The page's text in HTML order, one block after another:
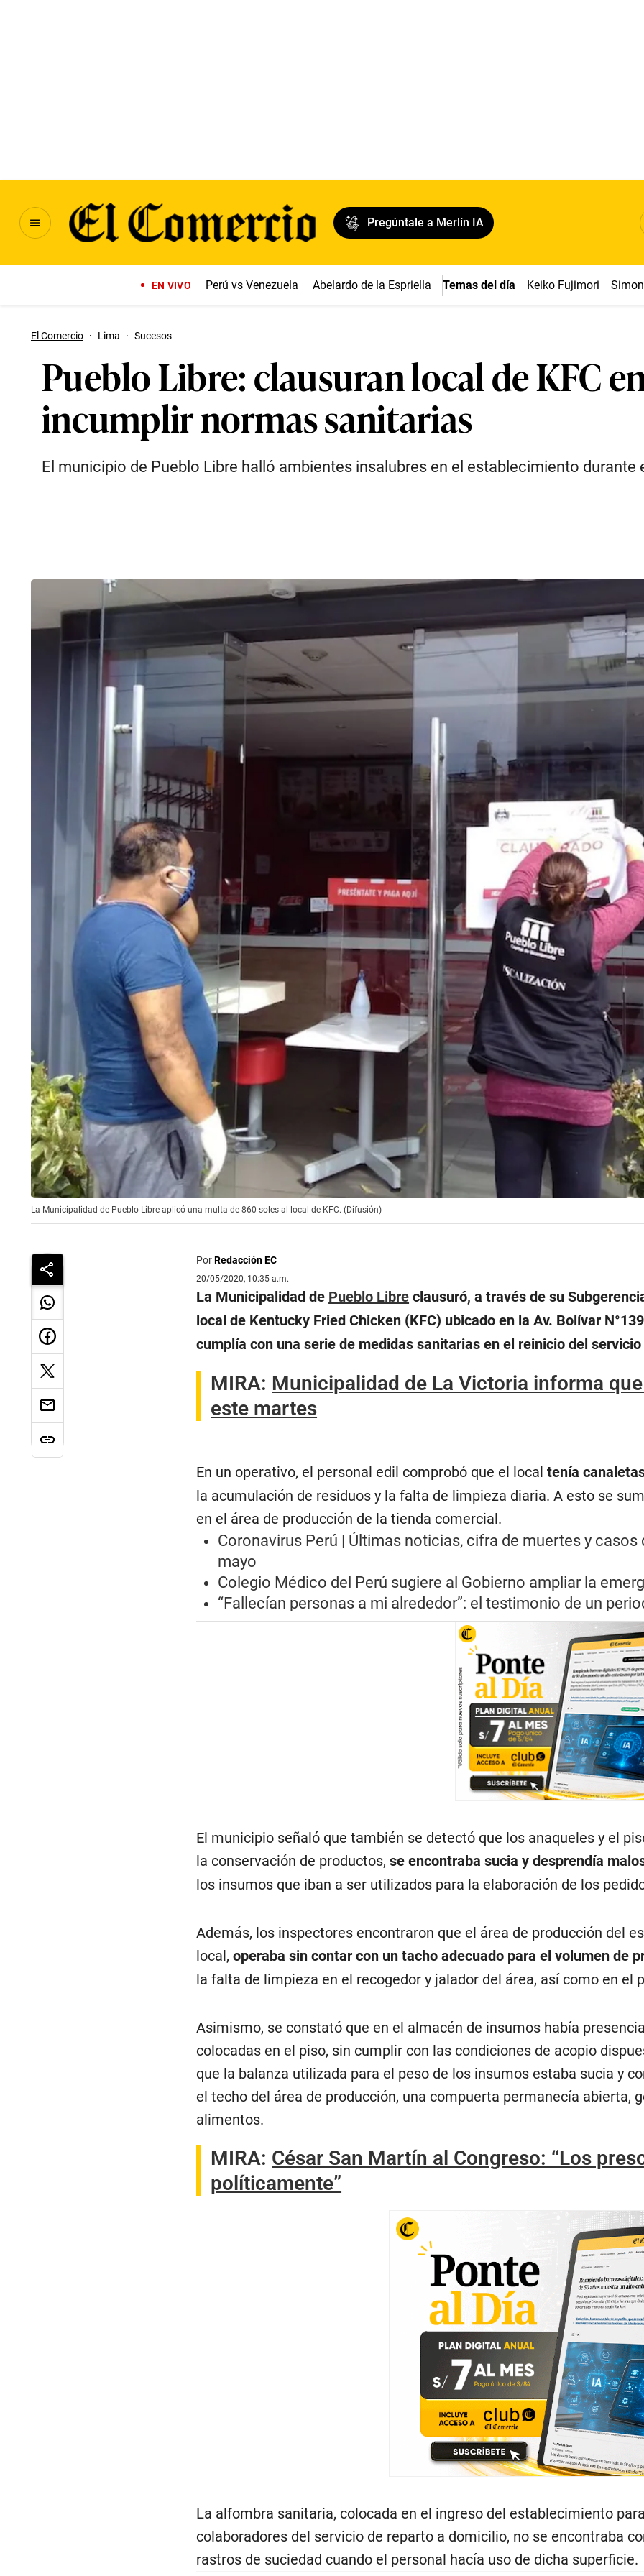
Pregúntale a Merlín IA
EN VIVO Perú vs Venezuela Abelardo de la Espriella Temas del día Keiko Fujimori
El Comercio · Lima · Sucesos
Pueblo Libre: clausuran local de KFC
incumplir normas sanitarias
El municipio de Pueblo Libre halló ambientes insalubres en el establecimiento durante
La Municipalidad de Pueblo Libre aplicó una multa de 860 soles al local de KFC. (Difusión)
PorRedacción EC
20/05/2020, 10:35 a.m.
La Municipalidad de Pueblo Libre clausuró, a través de su
local de Kentucky Fried Chicken (KFC) ubicado en la Av. Bolívar
cumplía con una serie de medidas sanitarias en el reinicio del
MIRA: Municipalidad de La Victoria informa
este martes
En un operativo, el personal edil comprobó que el localtenía
la acumulación de residuos y la falta de limpieza diaria. A esto se
en el área de producción de la tienda comercial.
Coronavirus Perú | Últimas noticias, cifra de muertes y casos
mayo
Colegio Médico del Perú sugiere al Gobierno ampliar la
“Fallecían personas a mi alrededor”: el testimonio de un
El municipio señaló que también se detectó que los anaqueles y el
la conservación de productos,se encontraba sucia y desprendía
los insumos que iban a ser utilizados para la elaboración de los
Además, los inspectores encontraron que el área de producción del
local,operaba sin contar con un tacho adecuado para el volumen de
la falta de limpieza en el recogedor y jalador del área, así como en el
Asimismo, se constató que en el almacén de insumos había
colocadas en el piso, sin cumplir con las condiciones de acopio
que la balanza utilizada para el peso de los insumos estaba sucia y
el techo del área de producción, una compuerta permanecía abierta,
alimentos.
MIRA: César San Martín al Congreso: “Los
políticamente”
La alfombra sanitaria, colocada en el ingreso del establecimiento
colaboradores del servicio de reparto a domicilio, no se encontraba
rastros de suciedad cuando el personal hacía uso de dicha superficie.